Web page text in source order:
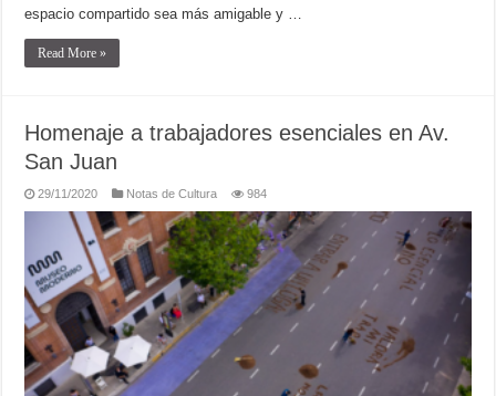
espacio compartido sea más amigable y …
Read More »
Homenaje a trabajadores esenciales en Av.
San Juan
29/11/2020 Notas de Cultura 984